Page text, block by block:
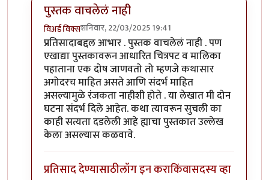
पुस्तक वाचलेलं नाही
विअर्ड विक्सशनिवार, 22/03/2025 19:41
In reply toपुस्तकाच्या तुलनेत मालिकाbyकिसन शिंदे
प्रतिसादाबद्दल आभार . पुस्तक वाचलेलं नाही . पण
एखाद्या पुस्तकावरून आधारित चित्रपट व मालिका
पहाताना एक दोष जाणवतो तो म्हणजे कथासार
अगोदरच माहित असते आणि संदर्भ माहित
असल्यामुळे रंजकता नाहीशी होते . या लेखात मी दोन
घटना संदर्भ दिले आहेत. कथा त्यावरून सुचली का
काही सत्यता दडलेली आहे ह्याचा पुस्तकात उल्लेख
केला असल्यास कळवावे.
प्रतिसाद देण्यासाठीलॉग इन कराकिंवासदस्य व्हा